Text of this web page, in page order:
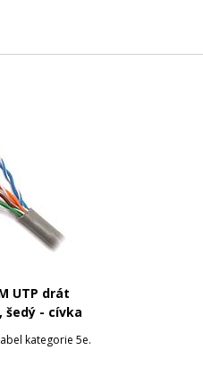
UTP drát
šedý - cívka
kategorie 5e.